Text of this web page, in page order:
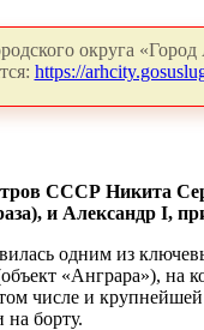
округа
https://
СССР Никита
и Александр I,
одним из
«Анграра»), на
числе и
на борту.